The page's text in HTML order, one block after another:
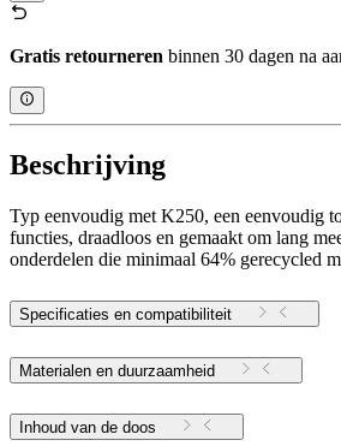
Gratis retourneren binnen 30 dagen na
Beschrijving
Typ eenvoudig met K250, een eenvoudig
functies, draadloos en gemaakt om lang
onderdelen die minimaal 64% gerecycled
Specificaties en compatibiliteit
Materialen en duurzaamheid
Inhoud van de doos